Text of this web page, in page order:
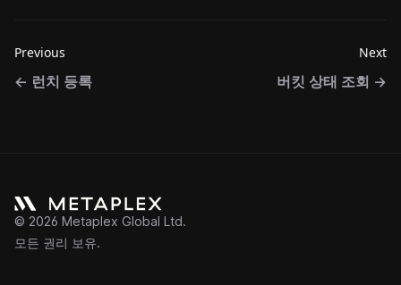
Previous
← 런치 등록
Next
버킷 상태 조회 →
© 2026 Metaplex Global Ltd.
모든 권리 보유.